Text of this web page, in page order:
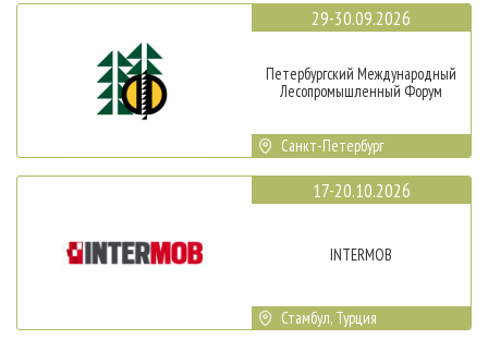
29-30.09.2026
Петербургский Международный
Лесопромышленный Форум
Санкт-Петербург
17-20.10.2026
INTERMOB
Стамбул, Турция